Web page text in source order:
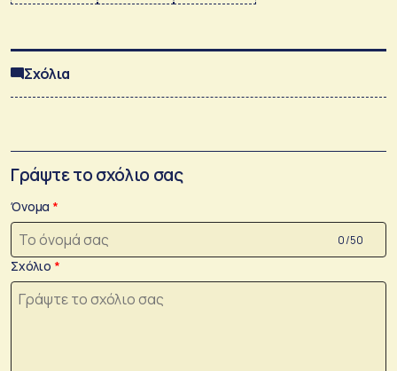
Σχόλια
Γράψτε το σχόλιο σας
Όνομα
0 /50
Σχόλιο